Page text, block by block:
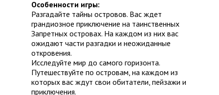
Особенности игры:
Разгадайте тайны островов. Вас ждет
грандиозное приключение на таинственных
Запретных островах. На каждом из них вас
ожидают части разгадки и неожиданные
откровения.
Исследуйте мир до самого горизонта.
Путешествуйте по островам, на каждом из
которых вас ждут свои обитатели, пейзажи и
приключения.